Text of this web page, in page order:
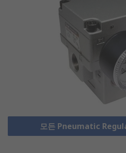
모든 Pneumatic